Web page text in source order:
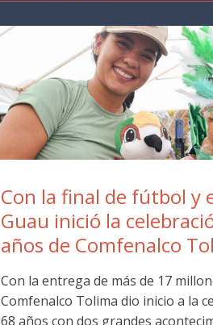
Con la final de fútbol y
Guau inició la
años de Comfenalco
Con la entrega de más de 17
Comfenalco Tolima dio inicio a la
68 años con dos grandes